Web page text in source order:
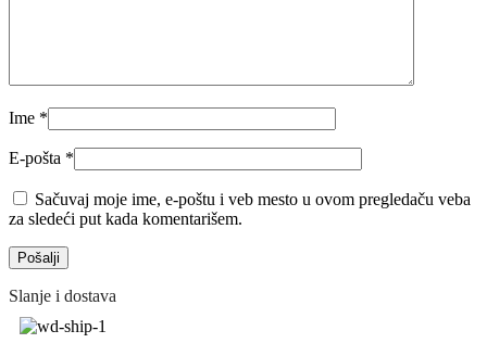
Ime *
E-pošta *
Sačuvaj moje ime, e-poštu i veb mesto u ovom pregledaču veba
za sledeći put kada komentarišem.
Slanje i dostava